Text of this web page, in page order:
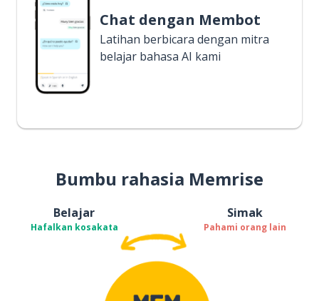
Chat dengan Membot
Latihan berbicara dengan mitra
belajar bahasa AI kami
Bumbu rahasia Memrise
Belajar
Hafalkan kosakata
Simak
Pahami orang lain